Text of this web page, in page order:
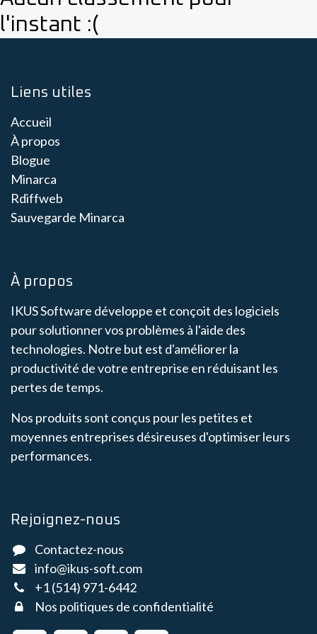
l'instant :(
Liens utiles
Accueil
À propos
Blogue
Minarca
Rdiffweb
Sauvegarde Minarca
À propos
IKUS Software développe et conçoit des logiciels
pour solutionner vos problèmes à l'aide des
technologies. Notre but est d'améliorer la
productivité de votre entreprise en réduisant les
pertes de temps.
Nos produits sont conçus pour les petites et
moyennes entreprises désireuses d'optimiser leurs
performances.
Rejoignez-nous
Contactez-nous
info@ikus-soft.com
+1 (514) 971-6442
Nos politiques de confidentialité